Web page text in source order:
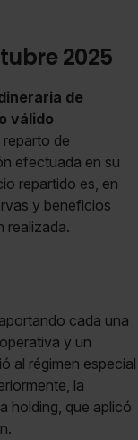
2025
de
válido
de
efectuada en su
repartido es, en
y beneficios
realizada.
aportando cada una
y un
al régimen especial
la
holding, que aplicó